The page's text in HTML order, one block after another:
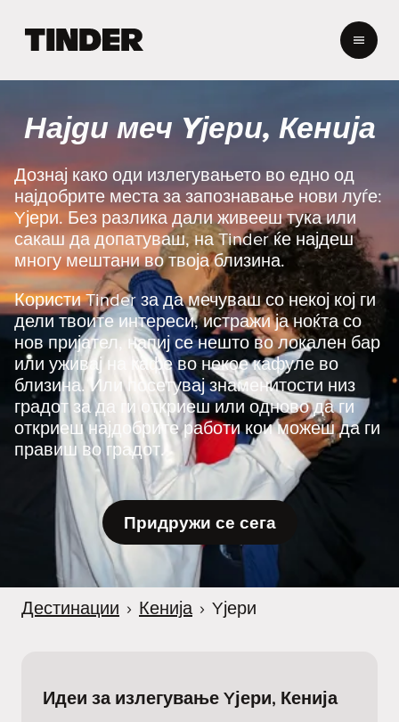
r
o
e
Најди меч Yјери, Кенија
Дознај како оди излегувањето во едно од
најдобрите места за запознавање нови луѓе:
Yјери. Без разлика дали живееш тука или
сакаш да допатуваш, на Tinder ќе најдеш
многу мештани во твоја близина.
Користи Tinder за да мечуваш со некој кој ги
дели твоите интереси, истражи ја ноќта со
нов пријател, напиј се нешто во локален бар
или уживај на кафе во некое кафуле во
близина. Или посетувај знаменитости низ
градот за да ги откриеш или одново да ги
откриеш најдобрите работи кои можеш да ги
правиш во градот.
Придружи се сега
Дестинации › Кенија › Yјери
Идеи за излегување Yјери, Кенија